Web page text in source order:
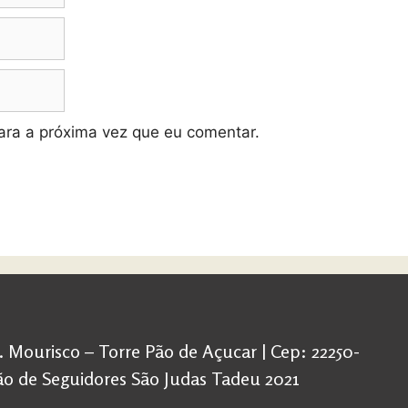
a próxima vez que eu comentar.
Mourisco – Torre Pão de Açucar | Cep: 22250-
de Seguidores São Judas Tadeu 2021